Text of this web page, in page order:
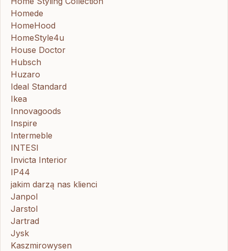
Homede
HomeHood
HomeStyle4u
House Doctor
Hubsch
Huzaro
Ideal Standard
Ikea
Innovagoods
Inspire
Intermeble
INTESI
Invicta Interior
IP44
jakim darzą nas klienci
Janpol
Jarstol
Jartrad
Jysk
Kaszmirowysen